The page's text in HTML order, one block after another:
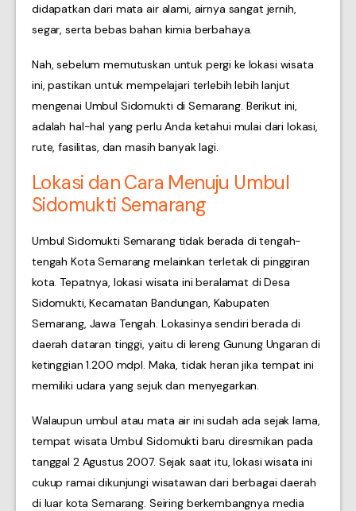
didapatkan dari mata air alami, airnya sangat jernih,
segar, serta bebas bahan kimia berbahaya.
Nah, sebelum memutuskan untuk pergi ke lokasi wisata
ini, pastikan untuk mempelajari terlebih lebih lanjut
mengenai Umbul Sidomukti di Semarang. Berikut ini,
adalah hal-hal yang perlu Anda ketahui mulai dari lokasi,
rute, fasilitas, dan masih banyak lagi.
Lokasi dan Cara Menuju Umbul
Sidomukti Semarang
Umbul Sidomukti Semarang tidak berada di tengah-
tengah Kota Semarang melainkan terletak di pinggiran
kota. Tepatnya, lokasi wisata ini beralamat di Desa
Sidomukti, Kecamatan Bandungan, Kabupaten
Semarang, Jawa Tengah. Lokasinya sendiri berada di
daerah dataran tinggi, yaitu di lereng Gunung Ungaran di
ketinggian 1.200 mdpl. Maka, tidak heran jika tempat ini
memiliki udara yang sejuk dan menyegarkan.
Walaupun umbul atau mata air ini sudah ada sejak lama,
tempat wisata Umbul Sidomukti baru diresmikan pada
tanggal 2 Agustus 2007. Sejak saat itu, lokasi wisata ini
cukup ramai dikunjungi wisatawan dari berbagai daerah
di luar kota Semarang. Seiring berkembangnya media